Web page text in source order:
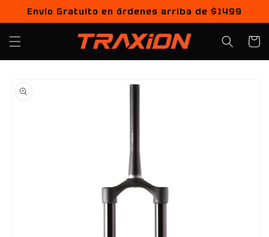
directamente
al contenido
Envío Gratuito en órdenes arriba de $1499
Carrito
a la
información